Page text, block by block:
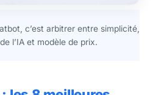
c’est arbitrer entre simplicité,
l’IA et modèle de prix.